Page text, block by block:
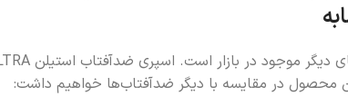
محصول در مقایسه با دیگر ضدآفتاب‌ها خواهیم داشت: